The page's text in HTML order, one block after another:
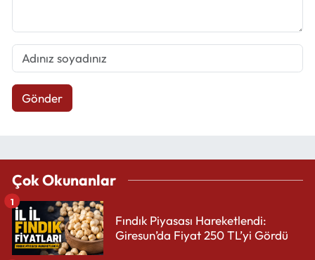
Gönder
Çok Okunanlar
Fındık Piyasası Hareketlendi:
Giresun’da Fiyat 250 TL’yi Gördü
1